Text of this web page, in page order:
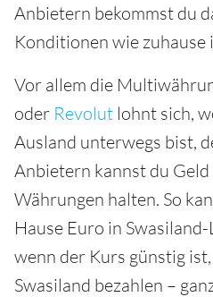
Anbietern bekommst du
Konditionen wie zuhause
Vor allem die
oder Revolut lohnt sich,
Ausland unterwegs bist,
Anbietern kannst du
Währungen halten. So
Hause Euro in
wenn der Kurs günstig
Swasiland bezahlen –